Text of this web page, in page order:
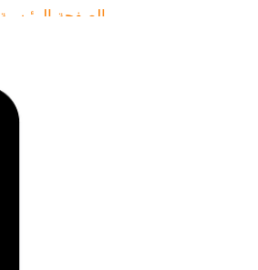
الصفحة الرئيسية